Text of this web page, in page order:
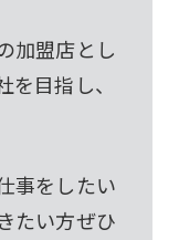
加盟店とし
目指し、
事をしたい
たい方ぜひ